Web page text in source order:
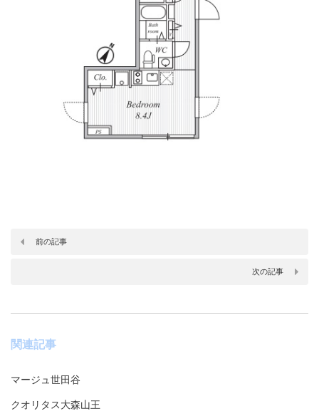
前の記事
次の記事
関連記事
マージュ世田谷
クオリタス大森山王